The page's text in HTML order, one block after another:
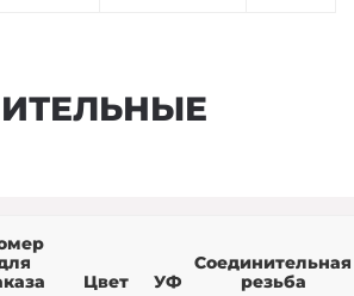
Цвет УФ
Соединительная
резьба